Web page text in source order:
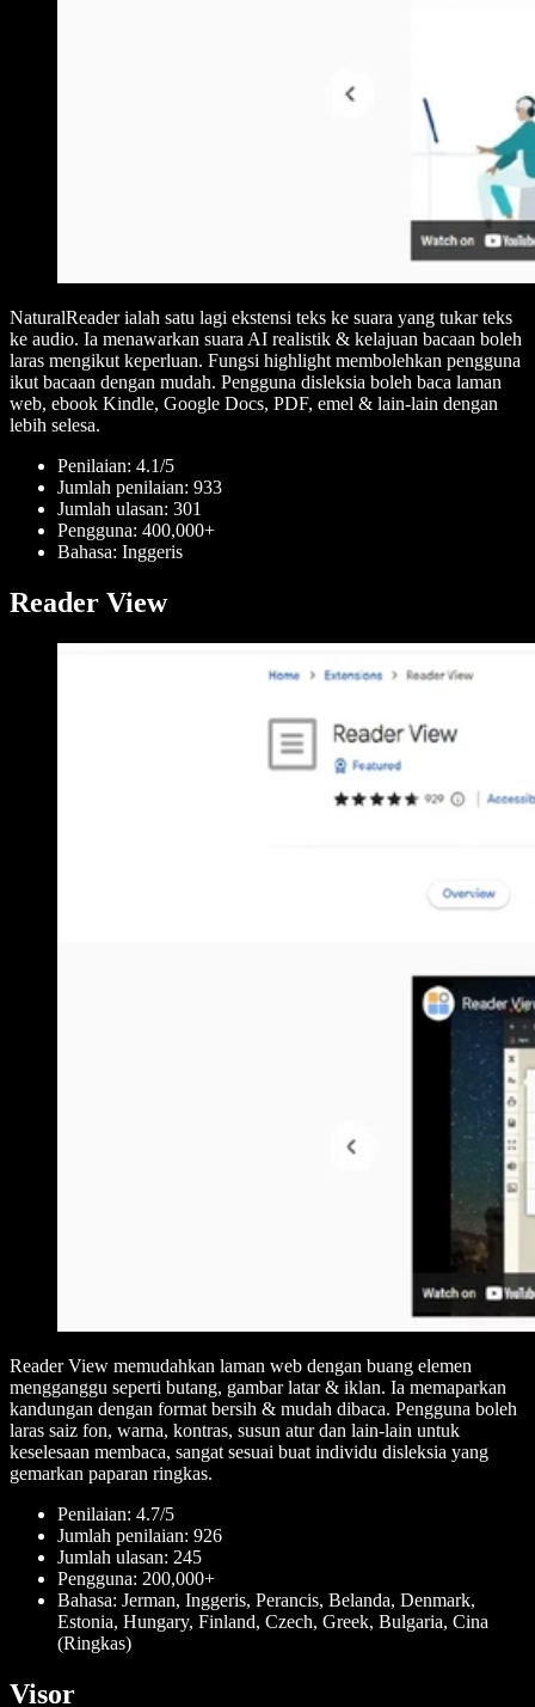
NaturalReader ialah satu lagi ekstensi teks ke suara yang tukar teks
ke audio. Ia menawarkan suara AI realistik & kelajuan bacaan boleh
laras mengikut keperluan. Fungsi highlight membolehkan pengguna
ikut bacaan dengan mudah. Pengguna disleksia boleh baca laman
web, ebook Kindle, Google Docs, PDF, emel & lain-lain dengan
lebih selesa.
Penilaian: 4.1/5
Jumlah penilaian: 933
Jumlah ulasan: 301
Pengguna: 400,000+
Bahasa: Inggeris
Reader View
Reader View memudahkan laman web dengan buang elemen
mengganggu seperti butang, gambar latar & iklan. Ia memaparkan
kandungan dengan format bersih & mudah dibaca. Pengguna boleh
laras saiz fon, warna, kontras, susun atur dan lain-lain untuk
keselesaan membaca, sangat sesuai buat individu disleksia yang
gemarkan paparan ringkas.
Penilaian: 4.7/5
Jumlah penilaian: 926
Jumlah ulasan: 245
Pengguna: 200,000+
Bahasa: Jerman, Inggeris, Perancis, Belanda, Denmark,
Estonia, Hungary, Finland, Czech, Greek, Bulgaria, Cina
(Ringkas)
Visor